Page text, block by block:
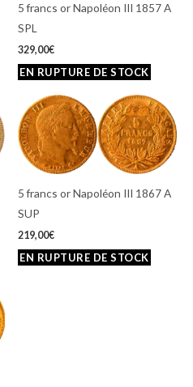
5 francs or Napoléon III 1857 A
SPL
329,00€
5 francs or Napoléon III 1867 A
SUP
219,00€